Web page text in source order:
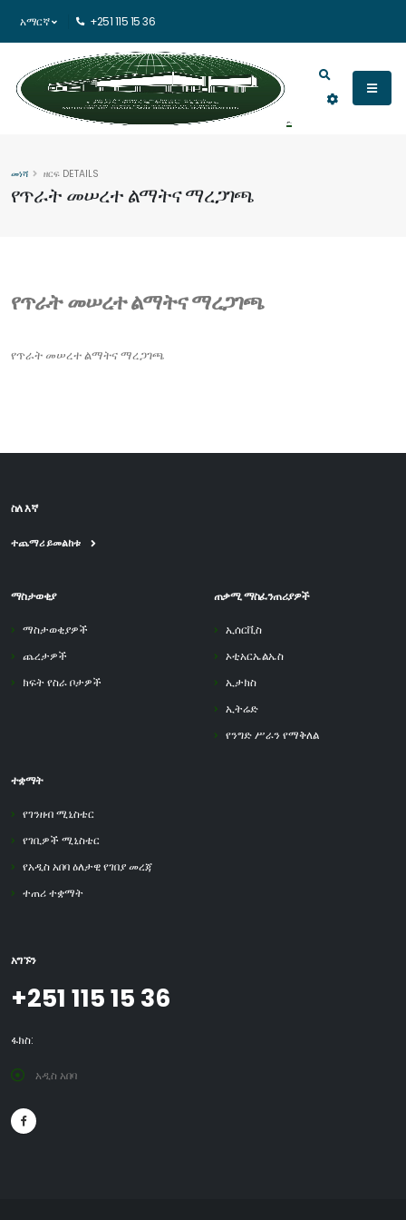
አማርኛ +251 115 15 36
የጥራት መሠረተ ልማትና ማረጋገጫ
መነሻ ዘርፍ DETAILS
የጥራት መሠረተ ልማትና ማረጋገጫ
የጥራት መሠረተ ልማትና ማረጋገጫ
ስለ እኛ
ተጨማሪ ይመልከቱ
ማስታወቂያ
ማስታወቂያዎች
ጨረታዎች
ክፍት የስራ ቦታዎች
ጠቃሚ ማስፈንጠሪያዎች
ኢሰርቪስ
ኦቲአርኤልኤስ
ኢታክስ
ኢትሬድ
የንግድ ሥራን የማቅለል
ተቋማት
የገንዘብ ሚኒስቴር
የገቢዎች ሚኒስቴር
የአዲስ አበባ ዕለታዊ የገበያ መረጃ
ተጠሪ ተቋማት
አግኙን
+251 115 15 36
ፋክስ:
አዲስ አበባ